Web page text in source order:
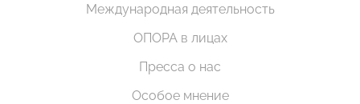
Международная деятельность
ОПОРА в лицах
Пресса о нас
Особое мнение